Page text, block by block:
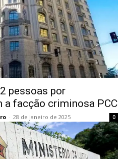
pessoas por
a facção criminosa PCC
- 28 de janeiro de 2025 0